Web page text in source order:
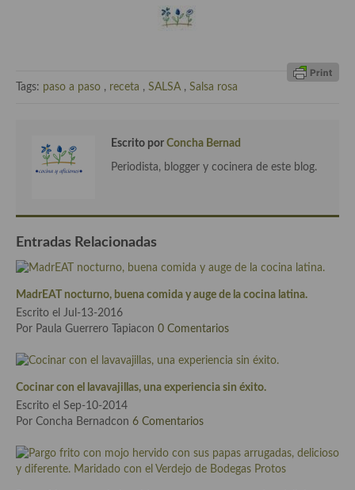
Arroces Y fideuás
Cuscús
Masas elaboradas con harina, pizzas, quiches y demás
Plato principal
Carne
Postres con frutas
Salazones y encurtidos
Tags: paso a paso , receta , SALSA, Salsa rosa
Escrito por Concha Bernad
Periodista, blogger y cocinera de este blog.
Entradas Relacionadas
MadrEAT nocturno, buena comida y auge de la cocina latina.
Escrito el Jul-13-2016
Por Paula Guerrero Tapiacon 0 Comentarios
Cocinar con el lavavajillas, una experiencia sin éxito.
Escrito el Sep-10-2014
Por Concha Bernadcon 6 Comentarios